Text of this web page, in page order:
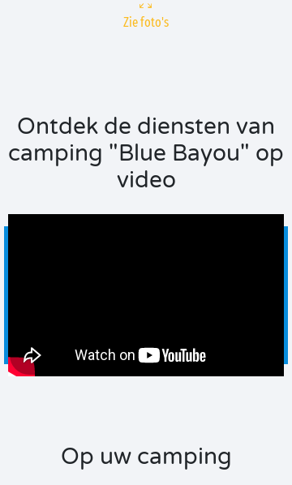
Zie foto's
Ontdek de diensten van
camping "Blue Bayou" op
video
Op uw camping